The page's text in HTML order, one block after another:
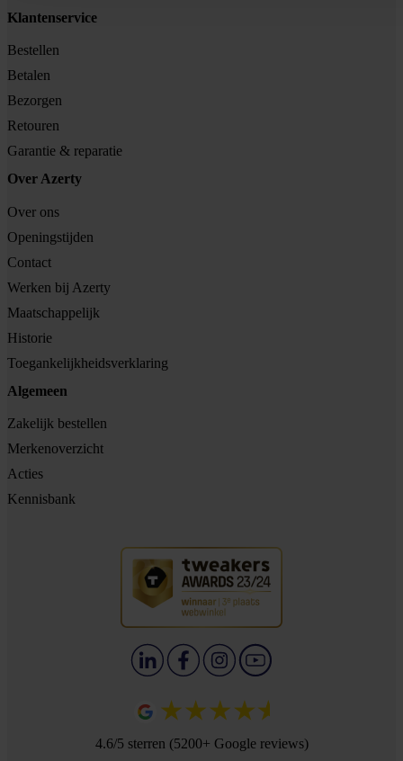
Klantenservice
Bestellen
Betalen
Bezorgen
Retouren
Garantie & reparatie
Over Azerty
Over ons
Openingstijden
Contact
Werken bij Azerty
Maatschappelijk
Historie
Toegankelijkheidsverklaring
Algemeen
Zakelijk bestellen
Merkenoverzicht
Acties
Kennisbank
4.6/5 sterren (5200+ Google reviews)